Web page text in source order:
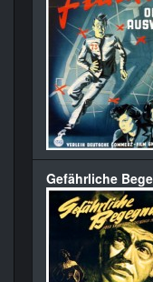
Gefährliche